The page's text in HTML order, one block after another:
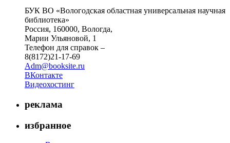
БУК ВО «Вологодская областная универсальная научная
библиотека»
Россия, 160000, Вологда,
Марии Ульяновой, 1
Телефон для справок –
8(8172)21-17-69
Adm@booksite.ru
ВКонтакте
Видеохостинг
реклама
избранное